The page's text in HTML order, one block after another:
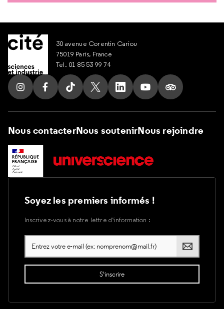
30 avenue Corentin Cariou
75019 Paris, France
Tel. 01 85 53 99 74
Suivez nous sur Instagram
Suivez nous sur Facebook
Suivez nous sur Tik Tok
Suivez nous sur X
Suivez nous sur LinkedIn
Suivez nous sur
Suivez nous
Nous contacterNous soutenirNous rejoindre
Soyez les premiers informés !
Inscrivez-vous à notre lettre d’information :